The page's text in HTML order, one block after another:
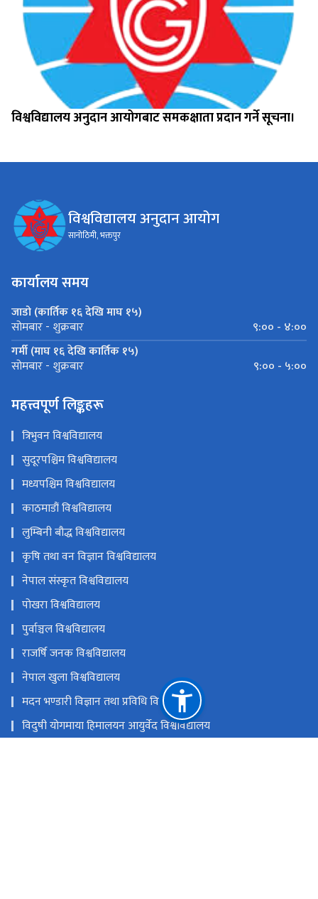
विश्वविद्यालय अनुदान आयोगबाट समकक्षाता प्रदान गर्ने सूचना।
विश्वविद्यालय अनुदान आयोग
सानोठिमी, भक्तपुर
कार्यालय समय
जाडो (कार्तिक १६ देखि माघ १५)
सोमबार - शुक्रबार
९:०० - ४:००
गर्मी (माघ १६ देखि कार्तिक १५)
सोमबार - शुक्रबार ९:०० - ५:००
महत्त्वपूर्ण लिङ्कहरू
त्रिभुवन विश्वविद्यालय
सुदूरपश्चिम विश्वविद्यालय
मध्यपश्चिम विश्वविद्यालय
काठमाडौं विश्वविद्यालय
लुम्बिनी बौद्ध विश्वविद्यालय
कृषि तथा वन विज्ञान विश्वविद्यालय
नेपाल संस्कृत विश्वविद्यालय
पोखरा विश्वविद्यालय
पुर्वाञ्चल विश्वविद्यालय
राजर्षि जनक विश्वविद्यालय
नेपाल खुला विश्वविद्यालय
मदन भण्डारी विज्ञान तथा प्रविधि विश्वविद्यालय
विदुषी योगमाया हिमालयन आयुर्वेद विश्वविद्यालय